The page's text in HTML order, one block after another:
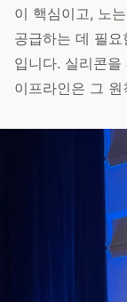
이 핵심이고, 노
공급하는 데 필
입니다. 실리콘
이프라인은 그